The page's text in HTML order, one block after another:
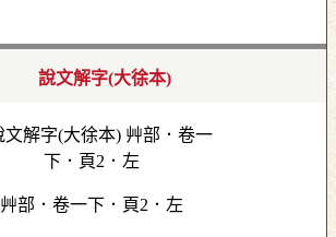
說文解字(大徐本)
艸部．卷一下．頁2．左